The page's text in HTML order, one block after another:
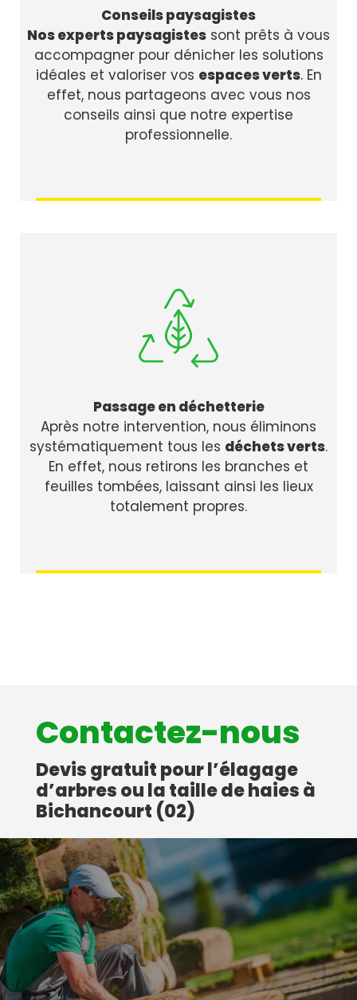
Conseils paysagistes
Nos experts paysagistes sont prêts à vous
accompagner pour dénicher les solutions
idéales et valoriser vos espaces verts. En
effet, nous partageons avec vous nos
conseils ainsi que notre expertise
professionnelle.
Passage en déchetterie
Après notre intervention, nous éliminons
systématiquement tous les déchets verts.
En effet, nous retirons les branches et
feuilles tombées, laissant ainsi les lieux
totalement propres.
Contactez-nous
Devis gratuit pour l’élagage
d’arbres ou la taille de haies à
Bichancourt (02)